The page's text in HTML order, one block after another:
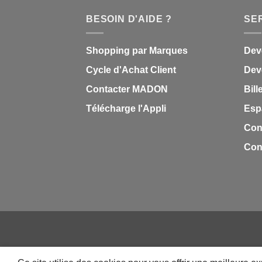
BESOIN D'AIDE ?
Shopping par Marques
Cycle d'Achat Client
Contacter MADON
Télécharge l'Appli